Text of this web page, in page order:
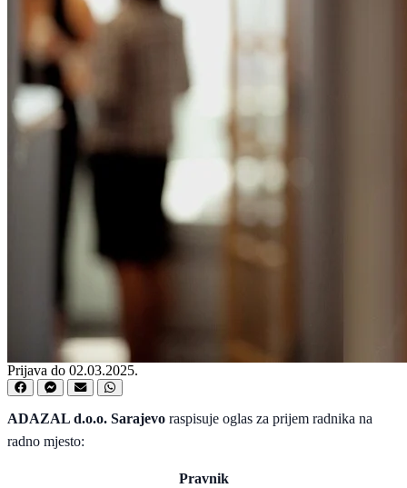
Prijava do 02.03.2025.
ADAZAL d.o.o. Sarajevo raspisuje oglas za prijem radnika na
radno mjesto:
Pravnik